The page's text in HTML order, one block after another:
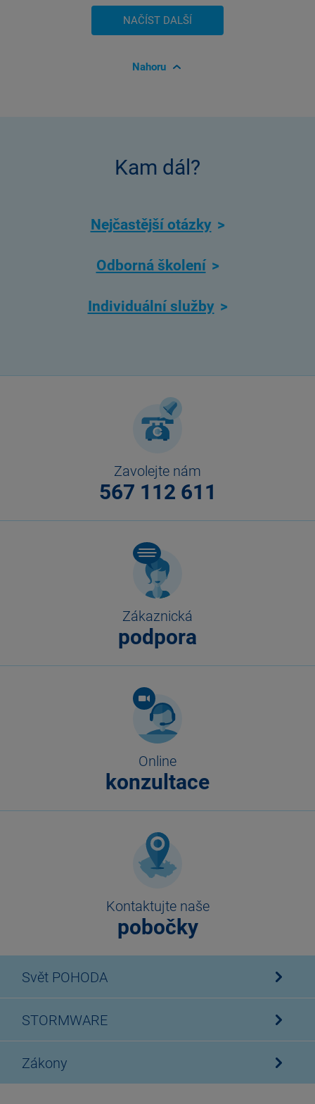
Nahoru
Kam dál?
Nejčastější otázky
Odborná školení
Individuální služby
Zavolejte nám
567 112 611
Zákaznická
podpora
Online
konzultace
Kontaktujte naše
pobočky
Svět POHODA
STORMWARE
Zákony